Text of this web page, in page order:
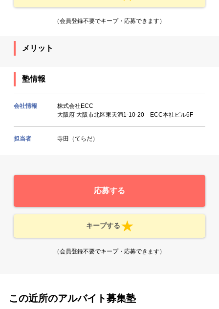
（会員登録不要でキープ・応募できます）
メリット
塾情報
会社情報
株式会社ECC
大阪府 大阪市北区東天満1-10-20 ECC本社ビル6F
担当者 寺田（てらだ）
応募する
キープする
（会員登録不要でキープ・応募できます）
この近所のアルバイト募集塾